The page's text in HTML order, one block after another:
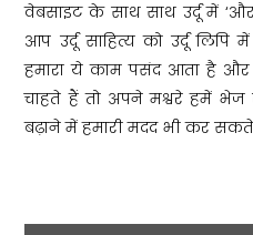
वेबसाइट के साथ साथ उर्दू में
आप उर्दू साहित्य को उर्दू
हमारा ये काम पसंद आता है
चाहते हैं तो अपने मश्वरे हमें
बढ़ाने में हमारी मदद भी कर सकते